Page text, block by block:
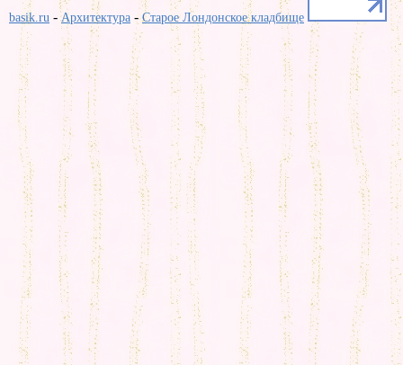
basik.ru -Архитектура -Старое Лондонское кладбище